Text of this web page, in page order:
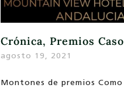
Crónica, Premios
agosto 19, 2021
Montones de premios